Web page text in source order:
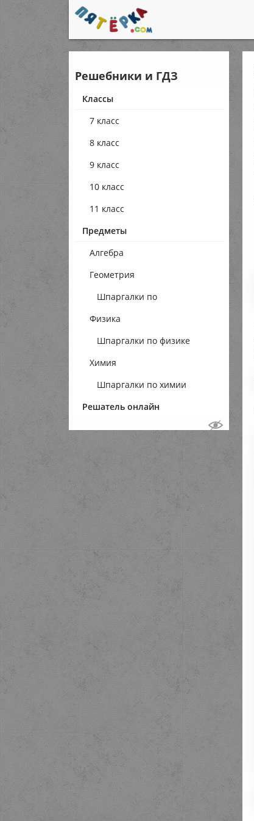
Решебники и ГДЗ
Классы
7 класс
8 класс
9 класс
10 класс
11 класс
Предметы
Алгебра
Геометрия
Шпаргалки по
геометрии
Физика
Шпаргалки по физике
Химия
Шпаргалки по химии
Решатель онлайн